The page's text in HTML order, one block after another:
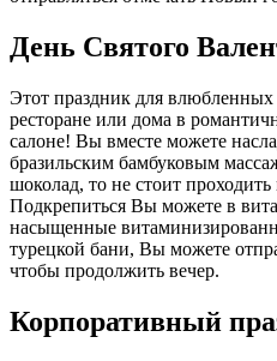
День Святого
Этот праздник для
ресторане или дома в
салоне! Вы вместе можете
бразильским бамбуковым
шоколад, то не стоит
Подкрепиться Вы можете в
насыщенные
турецкой бани, Вы можете
чтобы продолжить вечер.
Корпоративный